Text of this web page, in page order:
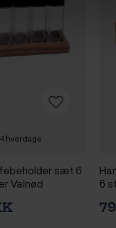
hverdage
sæt 6
Valnød
6